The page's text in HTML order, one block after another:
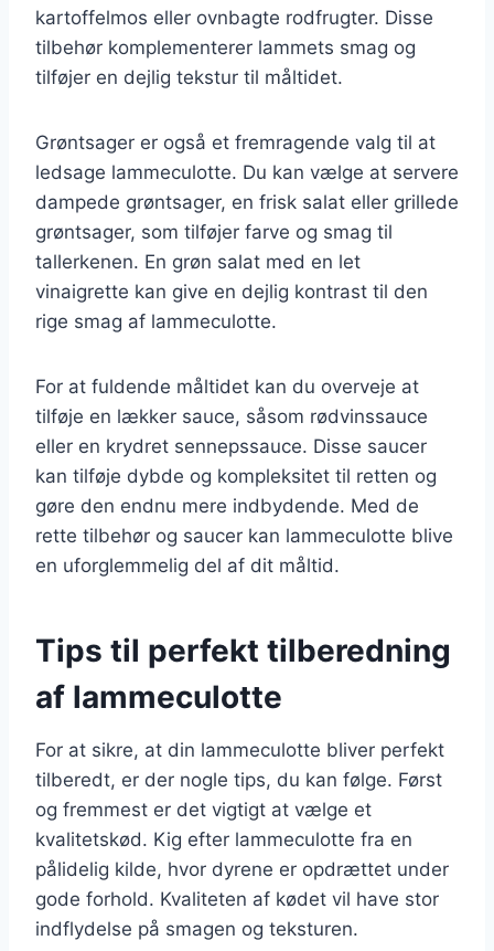
kartoffelmos eller ovnbagte rodfrugter. Disse
tilbehør komplementerer lammets smag og
tilføjer en dejlig tekstur til måltidet.
Grøntsager er også et fremragende valg til at
ledsage lammeculotte. Du kan vælge at servere
dampede grøntsager, en frisk salat eller grillede
grøntsager, som tilføjer farve og smag til
tallerkenen. En grøn salat med en let
vinaigrette kan give en dejlig kontrast til den
rige smag af lammeculotte.
For at fuldende måltidet kan du overveje at
tilføje en lækker sauce, såsom rødvinssauce
eller en krydret sennepssauce. Disse saucer
kan tilføje dybde og kompleksitet til retten og
gøre den endnu mere indbydende. Med de
rette tilbehør og saucer kan lammeculotte blive
en uforglemmelig del af dit måltid.
Tips til perfekt tilberedning
af lammeculotte
For at sikre, at din lammeculotte bliver perfekt
tilberedt, er der nogle tips, du kan følge. Først
og fremmest er det vigtigt at vælge et
kvalitetskød. Kig efter lammeculotte fra en
pålidelig kilde, hvor dyrene er opdrættet under
gode forhold. Kvaliteten af kødet vil have stor
indflydelse på smagen og teksturen.